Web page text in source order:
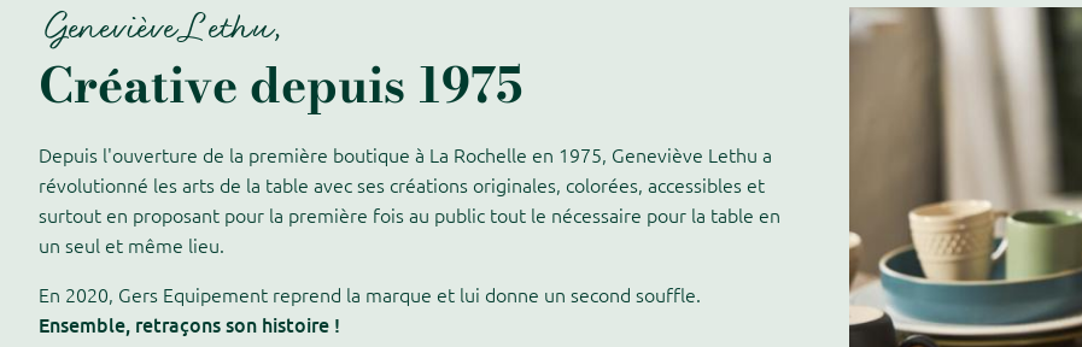
Geneviève Lethu,
Créative depuis 1975
Depuis l'ouverture de la première boutique à La Rochelle en 1975, Geneviève Lethu a
révolutionné les arts de la table avec ses créations originales, colorées, accessibles et
surtout en proposant pour la première fois au public tout le nécessaire pour la table en
un seul et même lieu.
En 2020, Gers Equipement reprend la marque et lui donne un second souffle.
Ensemble, retraçons son histoire !